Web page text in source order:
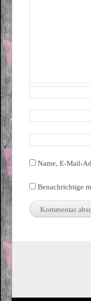
Name, E-Mail-
Benachrichtige